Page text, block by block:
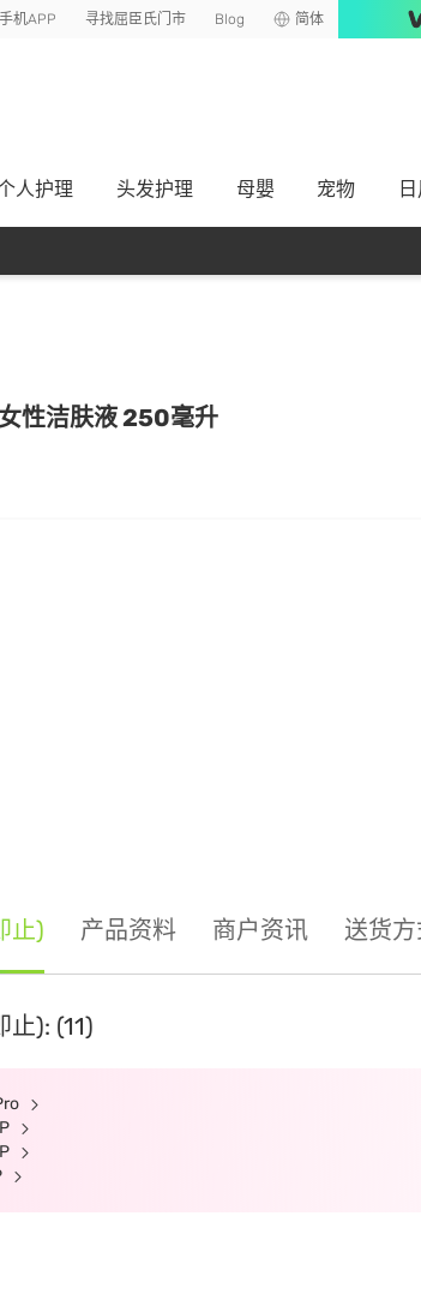
机APP 寻找屈臣氏门市 Blog 简体
人护理 头发护理 母嬰 宠物
性洁肤液 250毫升
止) 产品资料 商户资讯 送货
止): (11)